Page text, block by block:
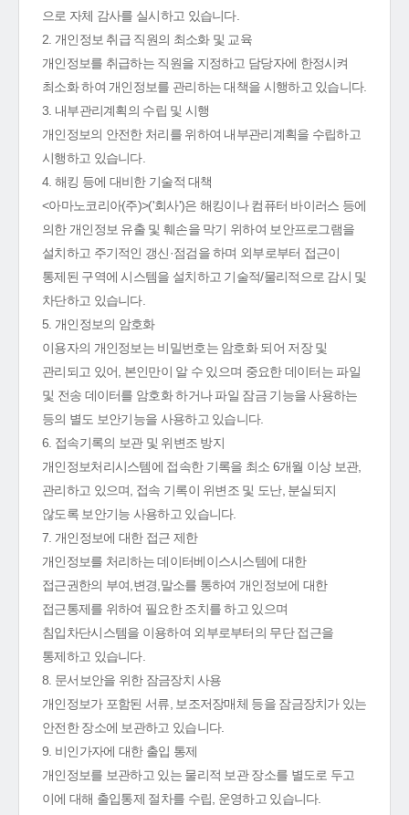
으로 자체 감사를 실시하고 있습니다.
2. 개인정보 취급 직원의 최소화 및 교육
개인정보를 취급하는 직원을 지정하고 담당자에 한정시켜
최소화 하여 개인정보를 관리하는 대책을 시행하고 있습니다.
3. 내부관리계획의 수립 및 시행
개인정보의 안전한 처리를 위하여 내부관리계획을 수립하고
시행하고 있습니다.
4. 해킹 등에 대비한 기술적 대책
<아마노코리아(주)>('회사')은 해킹이나 컴퓨터 바이러스 등에
의한 개인정보 유출 및 훼손을 막기 위하여 보안프로그램을
설치하고 주기적인 갱신·점검을 하며 외부로부터 접근이
통제된 구역에 시스템을 설치하고 기술적/물리적으로 감시 및
차단하고 있습니다.
5. 개인정보의 암호화
이용자의 개인정보는 비밀번호는 암호화 되어 저장 및
관리되고 있어, 본인만이 알 수 있으며 중요한 데이터는 파일
및 전송 데이터를 암호화 하거나 파일 잠금 기능을 사용하는
등의 별도 보안기능을 사용하고 있습니다.
6. 접속기록의 보관 및 위변조 방지
개인정보처리시스템에 접속한 기록을 최소 6개월 이상 보관,
관리하고 있으며, 접속 기록이 위변조 및 도난, 분실되지
않도록 보안기능 사용하고 있습니다.
7. 개인정보에 대한 접근 제한
개인정보를 처리하는 데이터베이스시스템에 대한
접근권한의 부여,변경,말소를 통하여 개인정보에 대한
접근통제를 위하여 필요한 조치를 하고 있으며
침입차단시스템을 이용하여 외부로부터의 무단 접근을
통제하고 있습니다.
8. 문서보안을 위한 잠금장치 사용
개인정보가 포함된 서류, 보조저장매체 등을 잠금장치가 있는
안전한 장소에 보관하고 있습니다.
9. 비인가자에 대한 출입 통제
개인정보를 보관하고 있는 물리적 보관 장소를 별도로 두고
이에 대해 출입통제 절차를 수립, 운영하고 있습니다.